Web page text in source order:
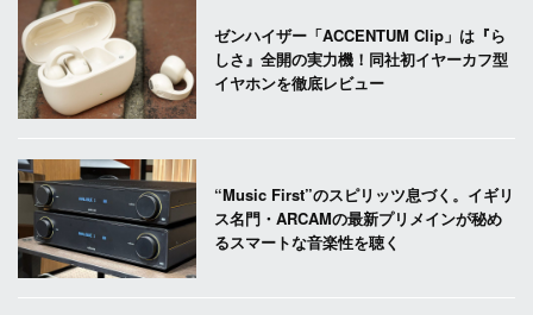
ゼンハイザー「ACCENTUM Clip」は『ら
しさ』全開の実力機！同社初イヤーカフ型
イヤホンを徹底レビュー
“Music First”のスピリッツ息づく。イギリ
ス名門・ARCAMの最新プリメインが秘め
るスマートな音楽性を聴く